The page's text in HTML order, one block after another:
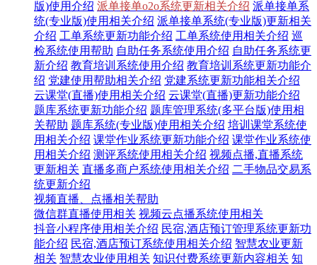
版)使用介绍 派单接单o2o系统更新相关介绍 派单接单系
统(专业版)使用相关介绍 派单接单系统(专业版)更新相关
介绍 工单系统更新功能介绍 工单系统使用相关介绍 巡
检系统使用帮助 自助任务系统使用介绍 自助任务系统更
新介绍 教育培训系统使用介绍 教育培训系统更新功能介
绍 党建使用帮助相关介绍 党建系统更新功能相关介绍
云课堂(直播)使用相关介绍 云课堂(直播)更新功能介绍
题库系统更新功能介绍 题库管理系统(多平台版)使用相
关帮助 题库系统(专业版)使用相关介绍 培训课堂系统使
用相关介绍 课堂作业系统更新功能介绍 课堂作业系统使
用相关介绍 测评系统使用相关介绍 视频点播,直播系统
更新相关 直播多商户系统使用相关介绍 二手物品交易系
统更新介绍
视频直播、点播相关帮助
微信群直播使用相关 视频云点播系统使用相关
抖音小程序使用相关介绍 民宿,酒店预订管理系统更新功
能介绍 民宿,酒店预订系统使用相关介绍 智慧农业更新
相关 智慧农业使用相关 知识付费系统更新内容相关 知